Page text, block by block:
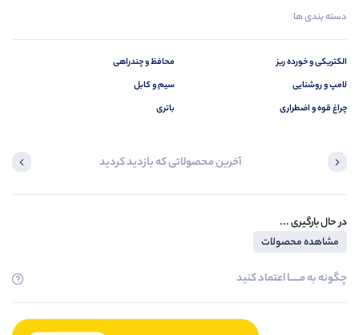
دسته بندی ها
الکتریکی و خورده ریز
لامپ و روشنایی
چراغ قوه و اضطراری
محافظ و چندراهی
سیم و کابل
باتری
آخرین محصولاتی که بازدید کردید
در حال بارگیری ...
مشاهده محصولات
چگونه به مــــــا اعتماد کنید